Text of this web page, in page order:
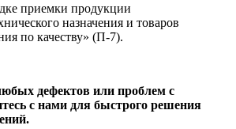
приемки продукции
назначения и товаров
по качеству» (П-7).
дефектов или проблем с
с нами для быстрого решения